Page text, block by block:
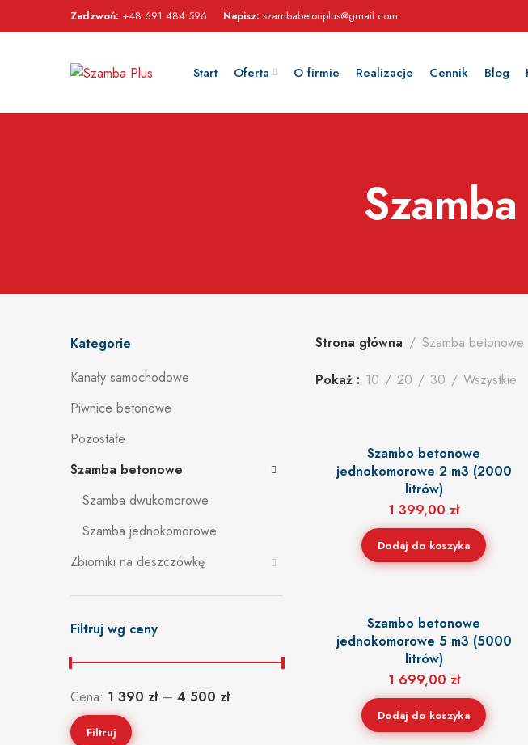
Zadzwoń: +48 691 484 596 Napisz: szambabetonplus@gmail.com
Start Oferta O firmie Realizacje Cennik Blog
Kategorie
Kanały samochodowe
Piwnice betonowe
Pozostałe
Szamba betonowe
Szamba dwukomorowe
Szamba jednokomorowe
Zbiorniki na deszczówkę
Filtruj wg ceny
Filtruj
Cena: 1 390 zł— 4 500 zł
Strona główna
Szamba betonowe
Pokaż
10 20 30 Wszystkie
Szambo betonowe
jednokomorowe 2 m3 (2000
litrów)
1 399,00zł
Dodaj do koszyka
Szambo betonowe
jednokomorowe 5 m3 (5000
litrów)
1 699,00 zł
Dodaj do koszyka